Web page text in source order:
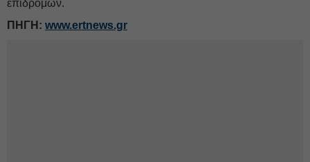
επιδρομών.
ΠΗΓΗ: www.ertnews.gr